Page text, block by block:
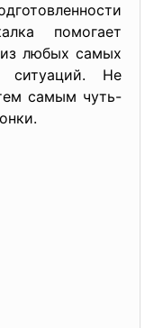
помогает
любых самых
ситуаций. Не
самым чуть-